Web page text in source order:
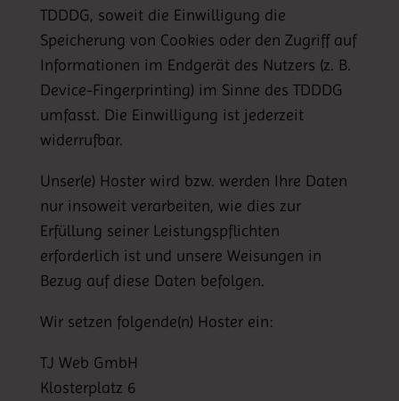
TDDDG, soweit die Einwilligung die
Speicherung von Cookies oder den Zugriff auf
Informationen im Endgerät des Nutzers (z. B.
Device-Fingerprinting) im Sinne des TDDDG
umfasst. Die Einwilligung ist jederzeit
widerrufbar.
Unser(e) Hoster wird bzw. werden Ihre Daten
nur insoweit verarbeiten, wie dies zur
Erfüllung seiner Leistungspflichten
erforderlich ist und unsere Weisungen in
Bezug auf diese Daten befolgen.
Wir setzen folgende(n) Hoster ein:
TJ Web GmbH
Klosterplatz 6